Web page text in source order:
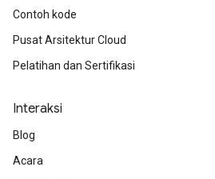
Contoh kode
Pusat Arsitektur Cloud
Pelatihan dan Sertifikasi
Interaksi
Blog
Acara